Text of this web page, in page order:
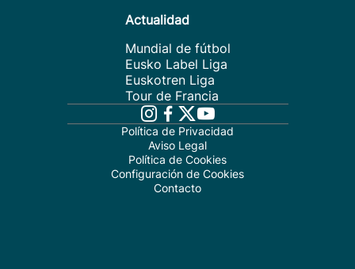
Actualidad
Mundial de fútbol
Eusko Label Liga
Euskotren Liga
Tour de Francia
Política de Privacidad
Aviso Legal
Política de Cookies
Configuración de Cookies
Contacto